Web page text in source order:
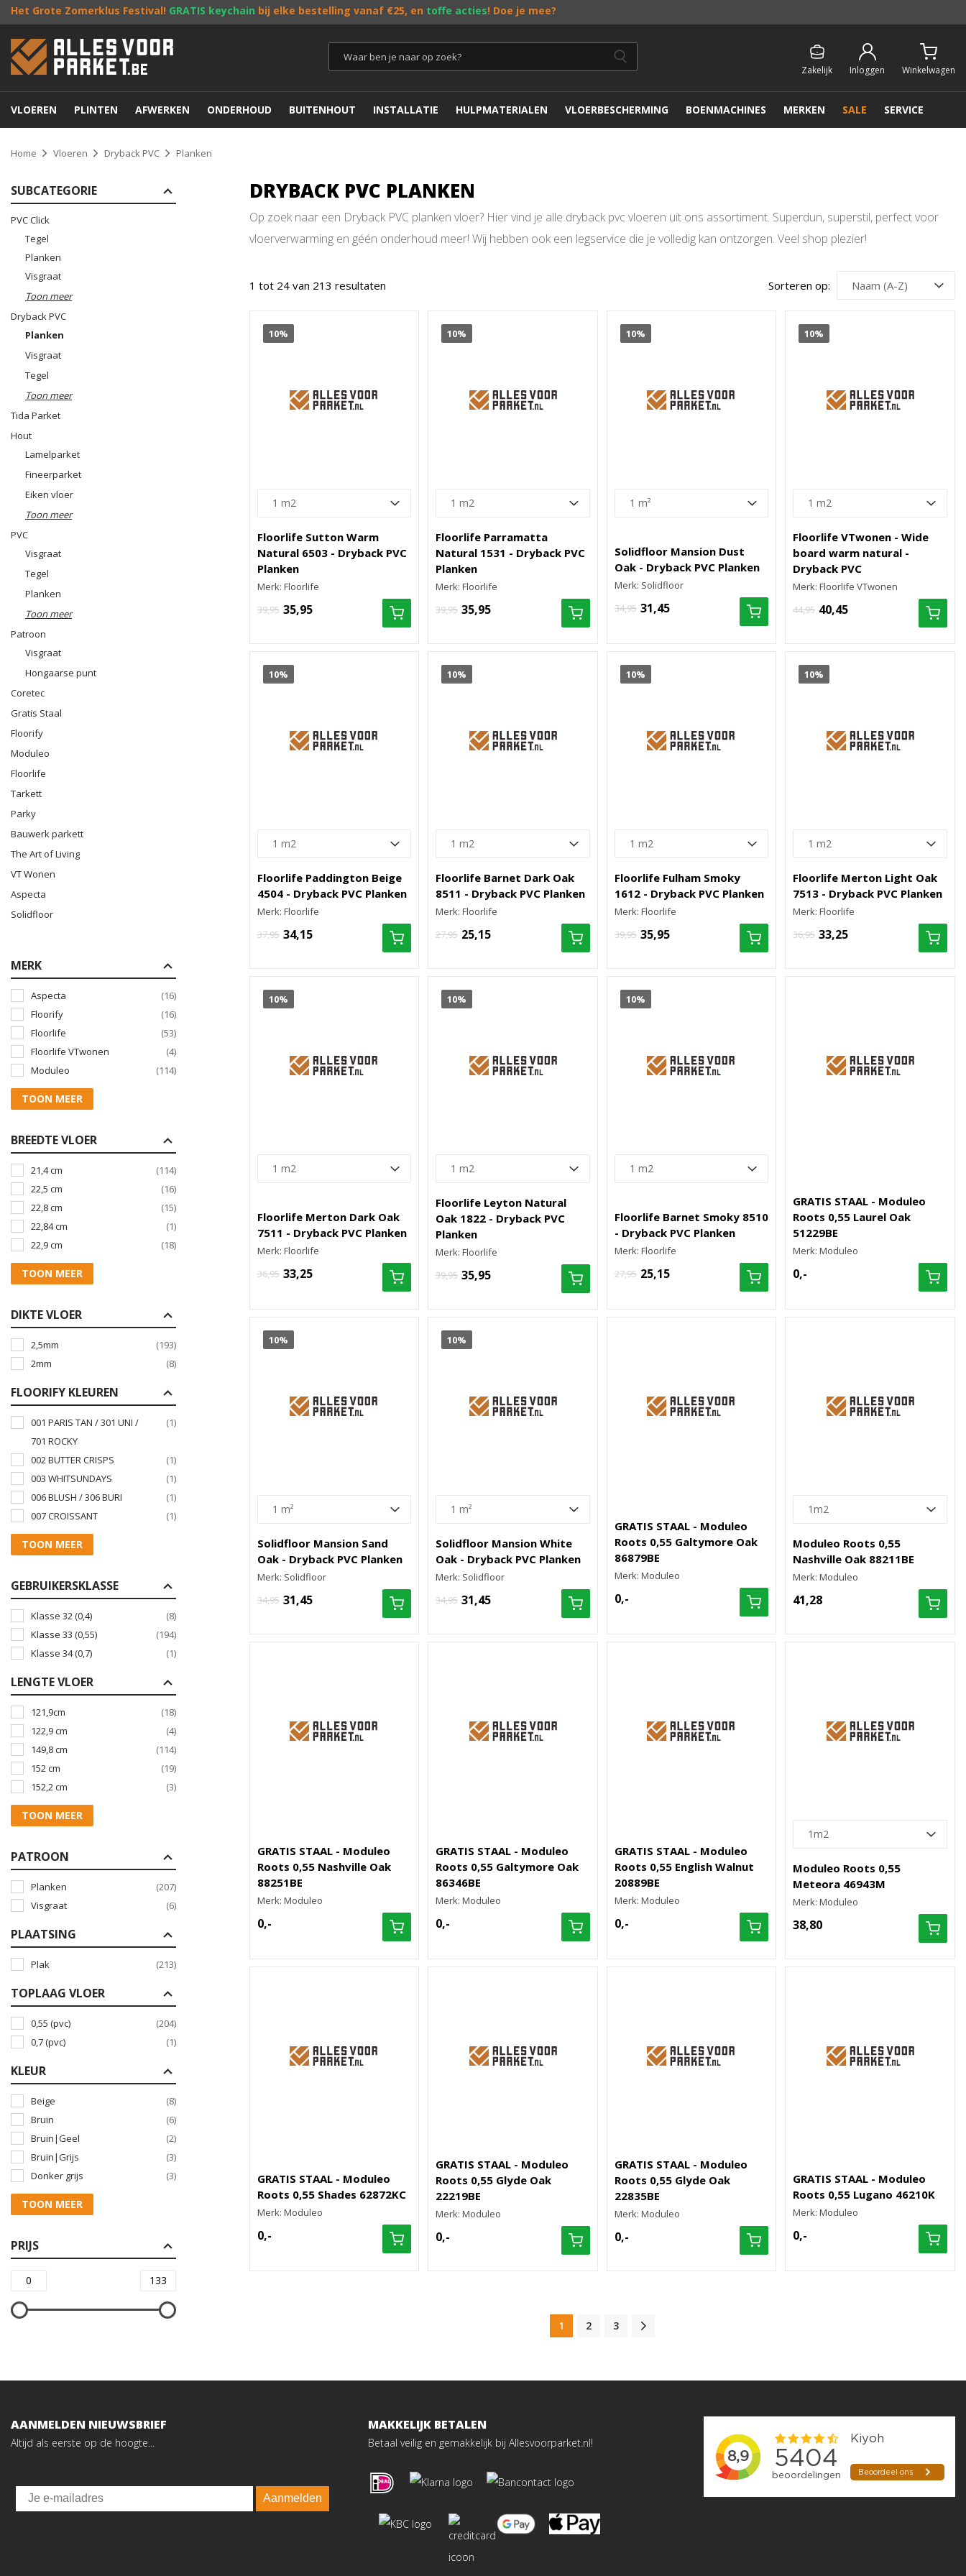
Het Grote Zomerklus Festival! GRATIS keychain bij elke bestelling vanaf €25, en toffe acties! Doe je mee?
Zakelijk Inloggen Winkelwagen
VLOEREN PLINTEN AFWERKEN ONDERHOUD BUITENHOUT INSTALLATIE HULPMATERIALEN VLOERBESCHERMING BOENMACHINES MERKEN SALE SERVICE
Home Vloeren Dryback PVC Planken
SUBCATEGORIE
PVC Click
Tegel
Planken
Visgraat
Toon meer
Dryback PVC
Planken
Visgraat
Tegel
Toon meer
Tida Parket
Hout
Lamelparket
Fineerparket
Eiken vloer
Toon meer
PVC
Visgraat
Tegel
Planken
Toon meer
Patroon
Visgraat
Hongaarse punt
Coretec
Gratis Staal
Floorify
Moduleo
Floorlife
Tarkett
Parky
Bauwerk parkett
The Art of Living
VT Wonen
Aspecta
Solidfloor
MERK
Aspecta
(16)
Floorify
(16)
Floorlife
(53)
Floorlife VTwonen
(4)
Moduleo
(114)
TOON MEER
BREEDTE VLOER
21,4 cm
(114)
22,5 cm
(16)
22,8 cm
(15)
22,84 cm
(1)
22,9 cm
(18)
TOON MEER
DIKTE VLOER
2,5mm
(193)
2mm
(8)
FLOORIFY KLEUREN
001 PARIS TAN / 301 UNI /
701 ROCKY
(1)
002 BUTTER CRISPS
(1)
003 WHITSUNDAYS
(1)
006 BLUSH / 306 BURI
(1)
007 CROISSANT
(1)
TOON MEER
GEBRUIKERSKLASSE
Klasse 32 (0,4)
(8)
Klasse 33 (0,55)
(194)
Klasse 34 (0,7)
(1)
LENGTE VLOER
121,9cm
(18)
122,9 cm
(4)
149,8 cm
(114)
152 cm
(19)
152,2 cm
(3)
TOON MEER
PATROON
Planken
(207)
Visgraat
(6)
PLAATSING
Plak (213)
TOPLAAG VLOER
0,55 (pvc)
(204)
0,7 (pvc)
(1)
KLEUR
Beige
(8)
Bruin
(6)
Bruin|Geel
(2)
Bruin|Grijs
(3)
Donker grijs
(3)
TOON MEER
PRIJS
DRYBACK PVC PLANKEN
Op zoek naar een Dryback PVC planken vloer? Hier vind je alle dryback pvc vloeren uit ons assortiment. Superdun, superstil, perfect voor
vloerverwarming en géén onderhoud meer! Wij hebben ook een legservice die je volledig kan ontzorgen. Veel shop plezier!
1 tot 24 van 213 resultaten Sorteren op:
10%
Floorlife Sutton Warm
Natural 6503 - Dryback PVC
Planken
Merk: Floorlife
39,95 35,95
10%
Floorlife Parramatta
Natural 1531 - Dryback PVC
Planken
Merk: Floorlife
39,95 35,95
10%
Solidfloor Mansion Dust
Oak - Dryback PVC Planken
Merk: Solidfloor
34,95 31,45
10%
Floorlife VTwonen - Wide
board warm natural -
Dryback PVC
Merk: Floorlife VTwonen
44,95 40,45
10%
Floorlife Paddington Beige
4504 - Dryback PVC Planken
Merk: Floorlife
37,95 34,15
10%
Floorlife Barnet Dark Oak
8511 - Dryback PVC Planken
Merk: Floorlife
27,95 25,15
10%
Floorlife Fulham Smoky
1612 - Dryback PVC Planken
Merk: Floorlife
39,95 35,95
10%
Floorlife Merton Light Oak
7513 - Dryback PVC Planken
Merk: Floorlife
36,95 33,25
10%
Floorlife Merton Dark Oak
7511 - Dryback PVC Planken
Merk: Floorlife
36,95 33,25
10%
Floorlife Leyton Natural
Oak 1822 - Dryback PVC
Planken
Merk: Floorlife
39,95 35,95
10%
Floorlife Barnet Smoky 8510
- Dryback PVC Planken
Merk: Floorlife
27,95 25,15
GRATIS STAAL - Moduleo
Roots 0,55 Laurel Oak
51229BE
Merk: Moduleo
0,-
10%
Solidfloor Mansion Sand
Oak - Dryback PVC Planken
Merk: Solidfloor
34,95 31,45
10%
Solidfloor Mansion White
Oak - Dryback PVC Planken
Merk: Solidfloor
34,95 31,45
GRATIS STAAL - Moduleo
Roots 0,55 Galtymore Oak
86879BE
Merk: Moduleo
0,-
Moduleo Roots 0,55
Nashville Oak 88211BE
Merk: Moduleo
41,28
GRATIS STAAL - Moduleo
Roots 0,55 Nashville Oak
88251BE
Merk: Moduleo
0,-
GRATIS STAAL - Moduleo
Roots 0,55 Galtymore Oak
86346BE
Merk: Moduleo
0,-
GRATIS STAAL - Moduleo
Roots 0,55 English Walnut
20889BE
Merk: Moduleo
0,-
Moduleo Roots 0,55
Meteora 46943M
Merk: Moduleo
38,80
GRATIS STAAL - Moduleo
Roots 0,55 Shades 62872KC
Merk: Moduleo
0,-
GRATIS STAAL - Moduleo
Roots 0,55 Glyde Oak
22219BE
Merk: Moduleo
0,-
GRATIS STAAL - Moduleo
Roots 0,55 Glyde Oak
22835BE
Merk: Moduleo
0,-
GRATIS STAAL - Moduleo
Roots 0,55 Lugano 46210K
Merk: Moduleo
0,-
1 2 3
AANMELDEN NIEUWSBRIEF
Altijd als eerste op de hoogte...
Email
Aanmelden
MAKKELIJK BETALEN
Betaal veilig en gemakkelijk bij Allesvoorparket.nl!